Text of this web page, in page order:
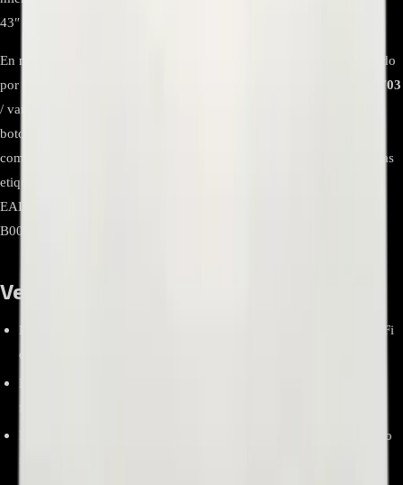
43″ de la misma familia (LH57/LH59/UH60/UH62).
En numerosos modelos de esta generación el Wi-Fi está implementado
por el módulo
EAT63435703
/ variantes como EAT61813901), que se conecta físicamente a la
botonera mediante el FFC. Para el modelo
compatibilidad debe verificarse abriendo el TV y confirmando que las
etiquetas de la botonera y del cable coinciden (EBR80772103 y
EAD63787305) y que el módulo Wi-Fi es TWFM-
B006D/EAT63435703.
Ventajas y beneficios
Recupera funciones de encendido, control IR y conectividad Wi-Fi
cuando la falla está en botonera/cableado o en el módulo Wi-Fi.
Referencias originales LG ampliamente documentadas para la
Diagnóstico más certero al reemplazar por número de parte exacto